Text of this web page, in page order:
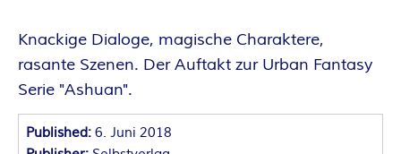
N
E
N
Knackige Dialoge, magische Charaktere,
rasante Szenen. Der Auftakt zur Urban Fantasy
Serie "Ashuan".
Published: 6. Juni 2018